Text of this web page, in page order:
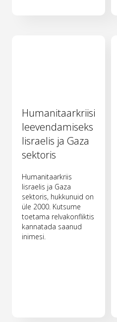
Humanitaarkriisi
leevendamiseks
Iisraelis ja Gaza
sektoris
Humanitaarkriis
Iisraelis ja Gaza
sektoris, hukkunuid on
üle 2000. Kutsume
toetama relvakonfliktis
kannatada saanud
inimesi.